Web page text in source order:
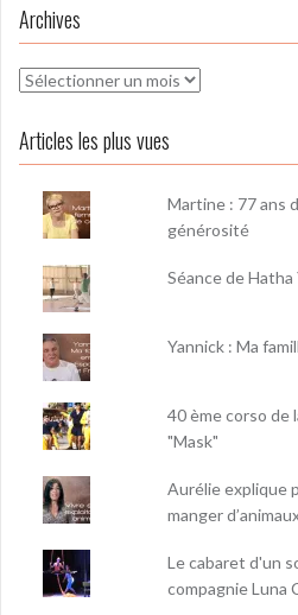
Archives
Archives
Articles les plus vues
Martine : 77 ans
générosité
Séance de Hatha
Yannick : Ma
40 ème corso de
"Mask"
Aurélie explique
manger
Le cabaret d'un
compagnie Luna